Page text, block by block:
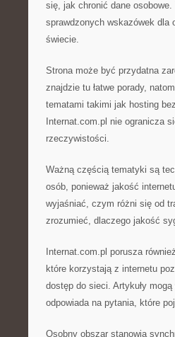
się, jak chronić dane
sprawdzonych wskazówek dla
świecie.
Strona może być przydatna
znajdzie tu łatwe porady,
tematami takimi jak hosting
Internat.com.pl nie ogranicza
rzeczywistości.
Ważną częścią tematyki są
osób, ponieważ jakość
wyjaśniać, czym różni się od
zrozumieć, dlaczego jakość
Internat.com.pl porusza
które korzystają z internetu
dostęp do sieci. Artykuły
odpowiada na pytania, które
Osobny obszar stanowią